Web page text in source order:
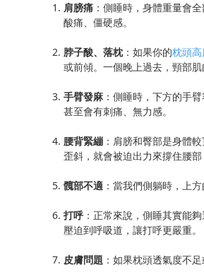
肩膀痛 ：側睡時，身體重量會
酸痛、僵硬感。
脖子酸、落枕：如果你的枕頭
或前傾。一個晚上過去，頸部
手臂發麻 ：側睡時，下方的手
甚至會有刺痛、無力感。
腰背緊繃 ：肩膀和臀部是身體
歪斜，就會被迫出力來撐住腰部
髖部不適 ：當我們側躺時，上
打呼 ：正常來說，側睡其實能
壓迫到呼吸道，讓打呼更嚴重。
皮膚問題 ：如果枕頭透氣度不